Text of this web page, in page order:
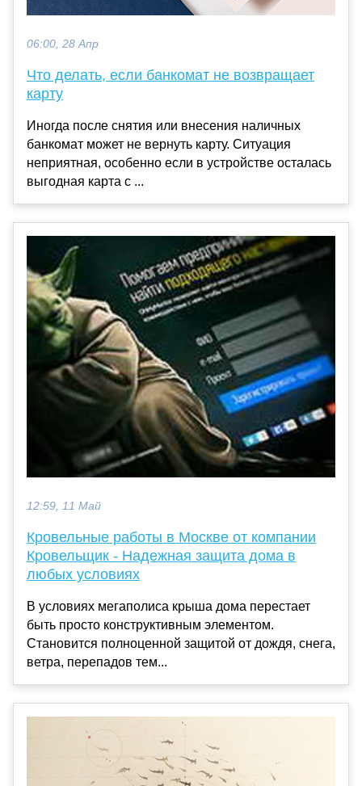
06:00, 28 Апр
Что делать, если банкомат не возвращает
карту
Иногда после снятия или внесения наличных
банкомат может не вернуть карту. Ситуация
неприятная, особенно если в устройстве осталась
выгодная карта с ...
12:59, 11 Май
Кровельные работы в Москве от компании
Кровельщик - Надежная защита дома в
любых условиях
В условиях мегаполиса крыша дома перестает
быть просто конструктивным элементом.
Становится полноценной защитой от дождя, снега,
ветра, перепадов тем...